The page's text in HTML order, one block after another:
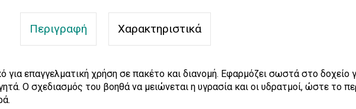
Περιγραφή Χαρακτηριστικά
για επαγγελματική χρήση σε πακέτο και διανομή. Εφαρμόζει σωστά στο δοχείο
Ο σχεδιασμός του βοηθά να μειώνεται η υγρασία και οι υδρατμοί, ώστε το